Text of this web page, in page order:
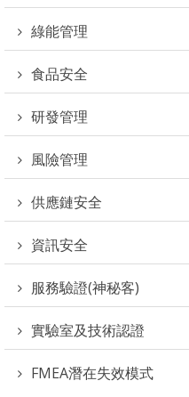
綠能管理
食品安全
研發管理
風險管理
供應鏈安全
資訊安全
服務驗證(神秘客)
實驗室及技術認證
FMEA潛在失效模式